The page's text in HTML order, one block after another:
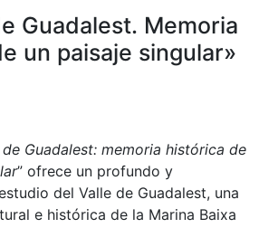
Guadalest. Memoria
un paisaje singular»
de Guadalest: memoria histórica de
” ofrece un profundo y
del Valle de Guadalest, una
e histórica de la Marina Baixa